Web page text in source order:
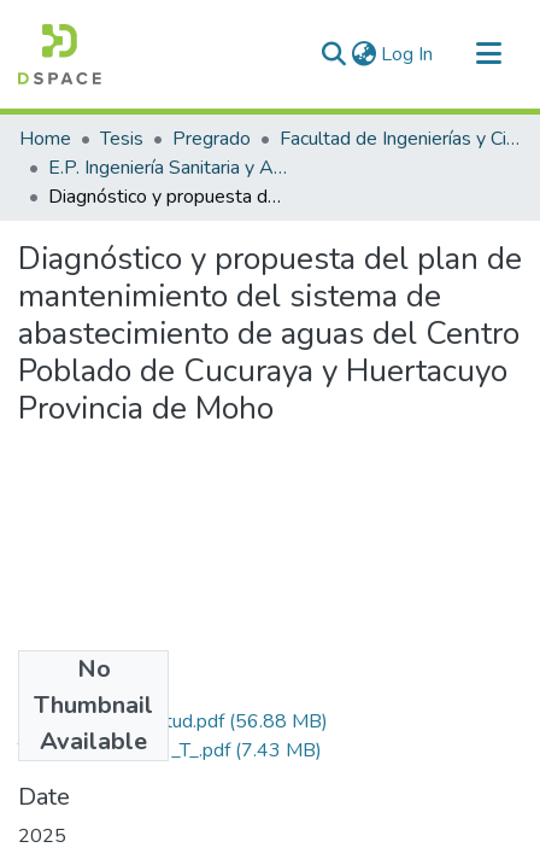
Log In (current)
Communities & Collections
All of DSpace
Statistics
Home Tesis Pregrado
Facultad de Ingenierías y Ciencias Puras
E.P. Ingeniería Sanitaria y Ambiental
Diagnóstico y propuesta del plan de mantenimiento del sistema de abastecimiento de aguas del Centro Poblado de Cucuraya y Huertacuyo Provincia de Moho
Diagnóstico y propuesta del plan de
mantenimiento del sistema de
abastecimiento de aguas del Centro
Poblado de Cucuraya y Huertacuyo
Provincia de Moho
No
Thumbnail
Available
Grado de Similitud.pdf(56.88 MB)
T036_74958373_T_.pdf(7.43 MB)
Date
2025